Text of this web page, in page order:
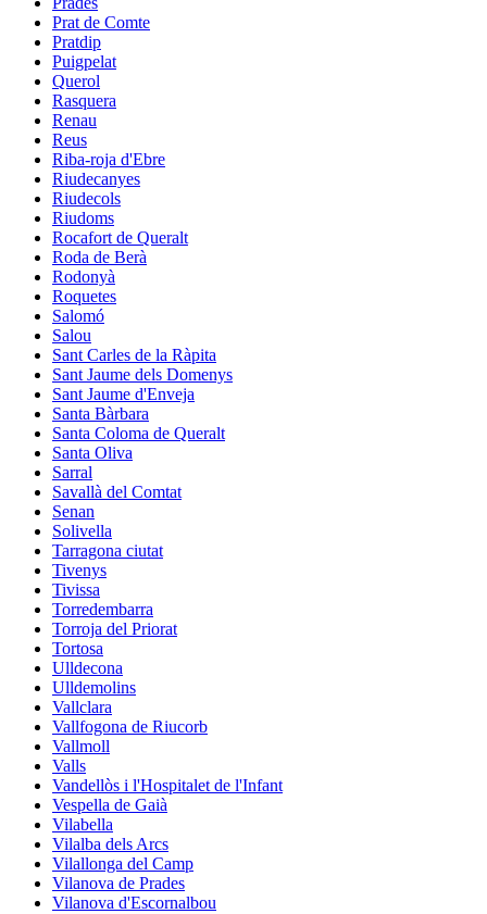
Prat de Comte
Pratdip
Puigpelat
Querol
Rasquera
Renau
Reus
Riba-roja d'Ebre
Riudecanyes
Riudecols
Riudoms
Rocafort de Queralt
Roda de Berà
Rodonyà
Roquetes
Salomó
Salou
Sant Carles de la Ràpita
Sant Jaume dels Domenys
Sant Jaume d'Enveja
Santa Bàrbara
Santa Coloma de Queralt
Santa Oliva
Sarral
Savallà del Comtat
Senan
Solivella
Tarragona ciutat
Tivenys
Tivissa
Torredembarra
Torroja del Priorat
Tortosa
Ulldecona
Ulldemolins
Vallclara
Vallfogona de Riucorb
Vallmoll
Valls
Vandellòs i l'Hospitalet de l'Infant
Vespella de Gaià
Vilabella
Vilalba dels Arcs
Vilallonga del Camp
Vilanova de Prades
Vilanova d'Escornalbou